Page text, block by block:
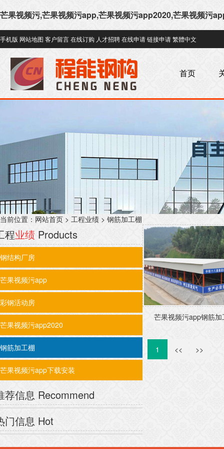
芒果视频污,芒果视频污app,芒果视频污app2020,芒果视频污
手机版 网站地图 客户留言在线订购 人才招聘在线申请链接申请繁體中文
首页
当前位置： 网站首页 > 工程业绩 > 钢筋加工棚
程业绩 Products
钢结构厂房
芒果视频污app
彩钢活动房
芒果视频污app2020
钢筋加工棚
芒果视频污app下载安装
荐信息 Recommend
门信息 Hot
芒果视频污app钢筋加
1 << >>